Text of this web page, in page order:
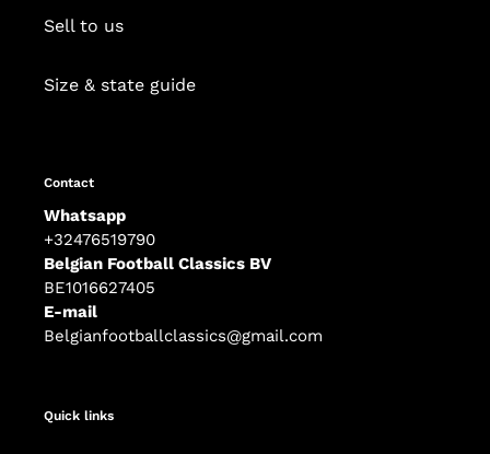
Sell to us
Size & state guide
Contact
Whatsapp
+32476519790
Belgian Football Classics BV
BE1016627405
E-mail
Belgianfootballclassics@gmail.com
Quick links